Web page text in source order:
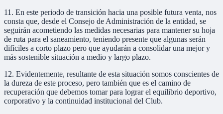
11. En este periodo de transición hacia una posible futura venta, nos
consta que, desde el Consejo de Administración de la entidad, se
seguirán acometiendo las medidas necesarias para mantener su hoja
de ruta para el saneamiento, teniendo presente que algunas serán
difíciles a corto plazo pero que ayudarán a consolidar una mejor y
más sostenible situación a medio y largo plazo.
12. Evidentemente, resultante de esta situación somos conscientes de
la dureza de este proceso, pero también que es el camino de
recuperación que debemos tomar para lograr el equilibrio deportivo,
corporativo y la continuidad institucional del Club.